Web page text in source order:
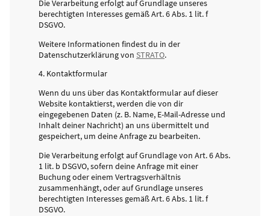
Die Verarbeitung erfolgt auf Grundlage unseres
berechtigten Interesses gemäß Art. 6 Abs. 1 lit. f
DSGVO.
Weitere Informationen findest du in der
Datenschutzerklärung von STRATO.
4. Kontaktformular
Wenn du uns über das Kontaktformular auf dieser
Website kontaktierst, werden die von dir
eingegebenen Daten (z. B. Name, E-Mail-Adresse und
Inhalt deiner Nachricht) an uns übermittelt und
gespeichert, um deine Anfrage zu bearbeiten.
Die Verarbeitung erfolgt auf Grundlage von Art. 6 Abs.
1 lit. b DSGVO, sofern deine Anfrage mit einer
Buchung oder einem Vertragsverhältnis
zusammenhängt, oder auf Grundlage unseres
berechtigten Interesses gemäß Art. 6 Abs. 1 lit. f
DSGVO.